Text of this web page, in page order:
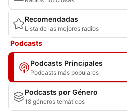
Recomendadas
Lista de las mejores radios
Podcasts
Podcasts Principales
Podcasts más populares
Podcasts por Género
18 géneros temáticos